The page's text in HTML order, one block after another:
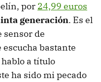
por 24,99 euros
generación. Es el
sensor de
bastante
a título
ha sido mi pecado